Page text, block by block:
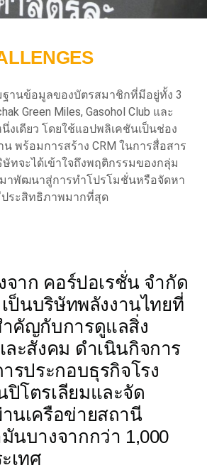
ฐานข้อมูลของบัตรสมาชิกที่มีอยู่ทั้ง 3
Green Miles, Gasohol Club และ
นึ่งเดียว โดยใช้แอปพลิเคชันเป็นช่อง
พร้อมการสร้าง CRM ในการสื่อสาร
ทจะได้เข้าใจถึงพฤติกรรมของกลุ่ม
าพัฒนาสู่การทำโปรโมชั่นหรือจัดหา
ระสิทธิภาพมากที่สุด
จาก คอร์ปอเรชั่น จำกัด
ป็นบริษัทพลังงานไทยที่
คัญกับการดูแลสิ่ง
ะสังคม ดำเนินกิจการ
รประกอบธุรกิจโรง
โตรเลียมและจัด
นเครือข่ายสถานี
นบางจากกว่า 1,000
เทศ